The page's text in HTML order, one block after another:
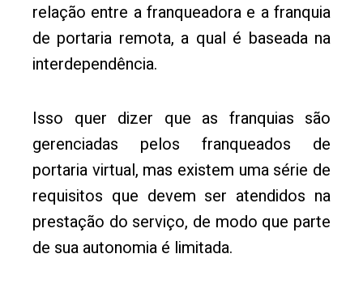
relação entre a franqueadora e a franquia
de portaria remota, a qual é baseada na
interdependência.
Isso quer dizer que as franquias são
gerenciadas pelos franqueados de
portaria virtual, mas existem uma série de
requisitos que devem ser atendidos na
prestação do serviço, de modo que parte
de sua autonomia é limitada.